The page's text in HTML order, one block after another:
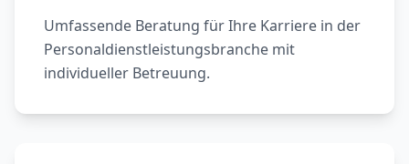
Umfassende Beratung für Ihre Karriere in der
Personaldienstleistungsbranche mit
individueller Betreuung.